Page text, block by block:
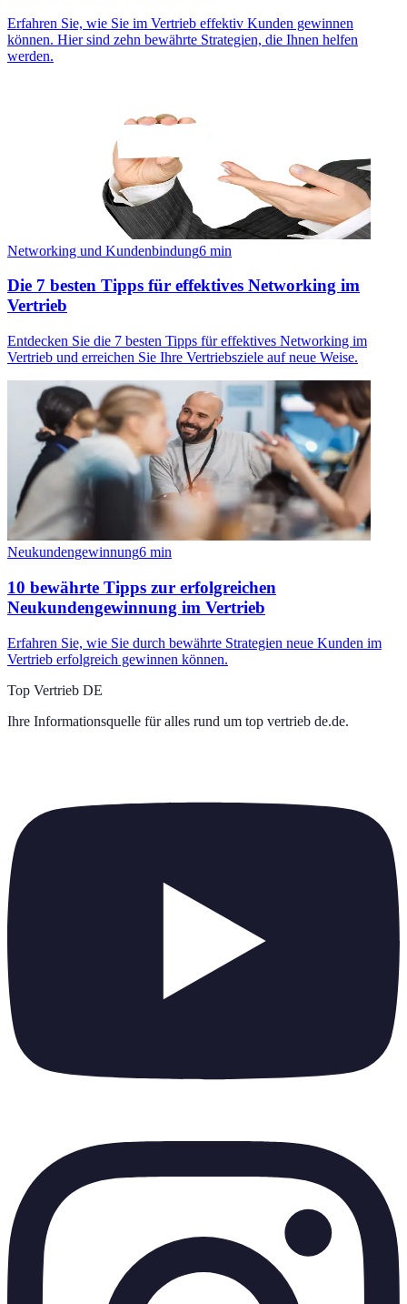
Erfahren Sie, wie Sie im Vertrieb effektiv Kunden gewinnen
können. Hier sind zehn bewährte Strategien, die Ihnen helfen
werden.
Networking und Kundenbindung6 min
Die 7 besten Tipps für effektives Networking im
Vertrieb
Entdecken Sie die 7 besten Tipps für effektives Networking im
Vertrieb und erreichen Sie Ihre Vertriebsziele auf neue Weise.
Neukundengewinnung6 min
10 bewährte Tipps zur erfolgreichen
Neukundengewinnung im Vertrieb
Erfahren Sie, wie Sie durch bewährte Strategien neue Kunden im
Vertrieb erfolgreich gewinnen können.
Top Vertrieb DE
Ihre Informationsquelle für alles rund um top vertrieb de.de.